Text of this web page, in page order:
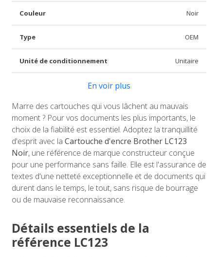
Couleur Noir
Type OEM
Unité de conditionnement Unitaire
En voir plus
Marre des cartouches qui vous lâchent au mauvais
moment ? Pour vos documents les plus importants, le
choix de la fiabilité est essentiel. Adoptez la tranquillité
d'esprit avec la Cartouche d'encre Brother LC123
Noir, une référence de marque constructeur conçue
pour une performance sans faille. Elle est l'assurance de
textes d'une netteté exceptionnelle et de documents qui
durent dans le temps, le tout, sans risque de bourrage
ou de mauvaise reconnaissance.
Détails essentiels de la
référence LC123